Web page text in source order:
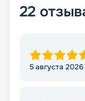
22
5 августа 2026